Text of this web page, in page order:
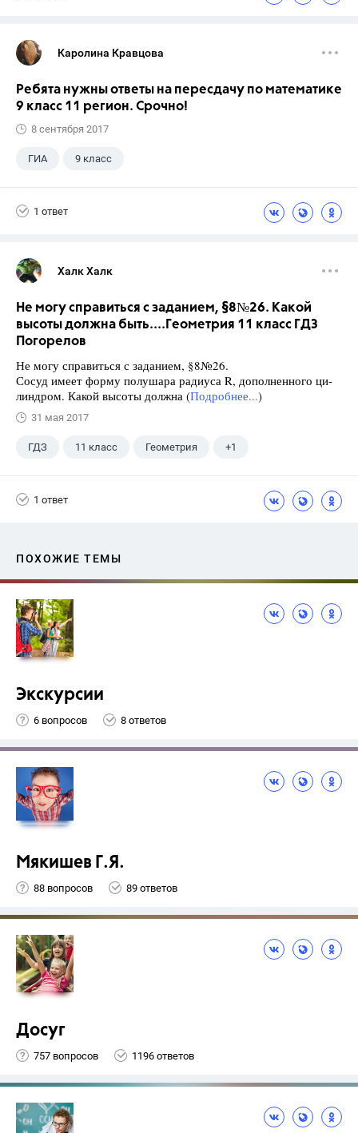
Каролина Кравцова
Ребята нужны ответы на пересдачу по математике
9 класс 11 регион. Срочно!
8 сентября 2017
ГИА 9 класс
1 ответ
Халк Халк
Не могу справиться с заданием, §8№26. Какой
высоты должна быть....Геометрия 11 класс ГДЗ
Погорелов
Не могу справиться с заданием, §8№26.
Сосуд имеет форму полушара радиуса R, дополненного ци-
линдром. Какой высоты должна (Подробнее...)
31 мая 2017
ГДЗ 11 класс Геометрия +1
1 ответ
ПОХОЖИЕ ТЕМЫ
Экскурсии
6 вопросов 8 ответов
Мякишев Г.Я.
88 вопросов 89 ответов
Досуг
757 вопросов 1196 ответов